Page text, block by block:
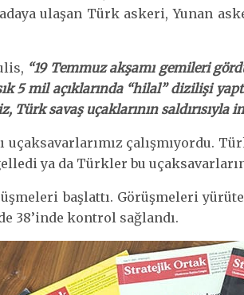
ulaşan Türk askeri, Yunan
“19 Temmuz akşamı gemileri
5 mil açıklarında “hilal” dizilişi
savaş uçaklarının saldırısıyla
çalışmıyordu.
ya da Türkler bu
başlattı. Görüşmeleri
38’inde kontrol sağlandı.